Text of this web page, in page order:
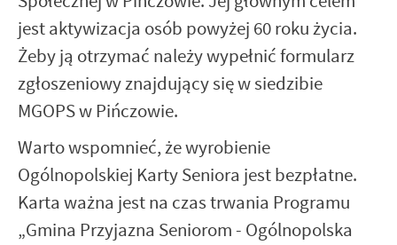
jest aktywizacja osób powyżej 60 roku życia.
Żeby ją otrzymać należy wypełnić formularz
zgłoszeniowy znajdujący się w siedzibie
MGOPS w Pińczowie.
Warto wspomnieć, że wyrobienie
Ogólnopolskiej Karty Seniora jest bezpłatne.
Karta ważna jest na czas trwania Programu
„Gmina Przyjazna Seniorom - Ogólnopolska
Firmy te działają w charakterze pośredników prezentujących nasze
treści w postaci wiadomości, ofert, komunikatów mediów
społecznościowych.